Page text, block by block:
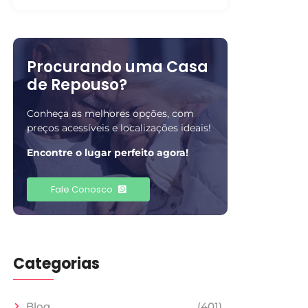
Procurando uma Casa
de Repouso?
Conheça as melhores opções, com
preços acessíveis e localizações ideais!
Encontre o lugar perfeito agora!
Fale Conosco
Categorias